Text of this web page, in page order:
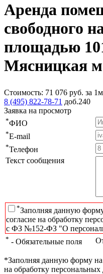
Аренда
свободного
площадью
Мясницкая м
Стоимость: 71 076 руб. за 1м
8 (495) 822-78-71 доб.240
Заявка на просмотр
*ФИО
*E-mail
*Телефон
Текст сообщения
*Заполняя данную
согласие на обработку
с ФЗ №152-ФЗ "О
* - Обязательные поля
*Заполняя данную форму на
на обработку